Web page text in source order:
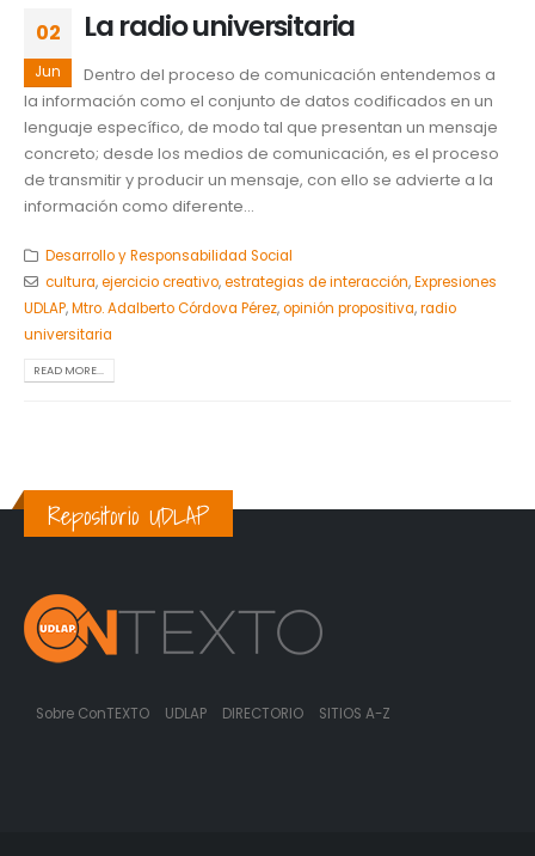
02
Jun
La radio universitaria
Dentro del proceso de comunicación entendemos a
la información como el conjunto de datos codificados en un
lenguaje específico, de modo tal que presentan un mensaje
concreto; desde los medios de comunicación, es el proceso
de transmitir y producir un mensaje, con ello se advierte a la
información como diferente...
Desarrollo y Responsabilidad Social
cultura,ejercicio creativo,estrategias de interacción,Expresiones
UDLAP,Mtro. Adalberto Córdova Pérez,opinión propositiva,radio
universitaria
READ MORE...
Repositorio UDLAP
Sobre ConTEXTO UDLAP DIRECTORIO SITIOS A-Z